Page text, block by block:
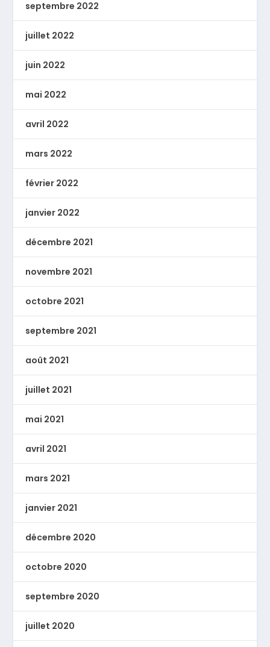
septembre 2022
juillet 2022
juin 2022
mai 2022
avril 2022
mars 2022
février 2022
janvier 2022
décembre 2021
novembre 2021
octobre 2021
septembre 2021
août 2021
juillet 2021
mai 2021
avril 2021
mars 2021
janvier 2021
décembre 2020
octobre 2020
septembre 2020
juillet 2020